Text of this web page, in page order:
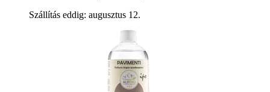
Szállítás eddig: augusztus 12.